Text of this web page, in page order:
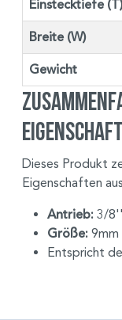
Einstecktiefe (T)
Breite (W)
Gewicht
Dieses Produkt
Eigenschaften
Antrieb: 3/8''
Größe: 9mm
Entspricht